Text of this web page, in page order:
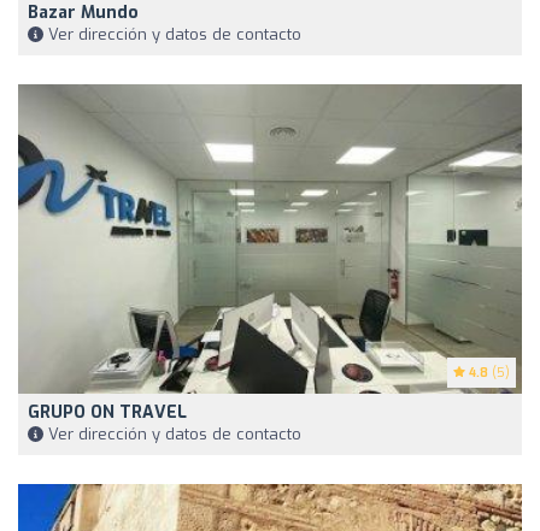
Bazar Mundo
Ver dirección y datos de contacto
4.8 (5)
GRUPO ON TRAVEL
Ver dirección y datos de contacto